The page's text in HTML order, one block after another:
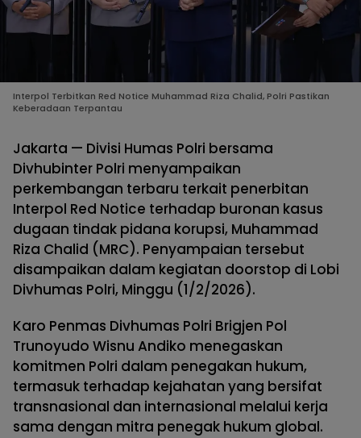
Interpol Terbitkan Red Notice Muhammad Riza Chalid, Polri Pastikan
Keberadaan Terpantau
Jakarta — Divisi Humas Polri bersama
Divhubinter Polri menyampaikan
perkembangan terbaru terkait penerbitan
Interpol Red Notice terhadap buronan kasus
dugaan tindak pidana korupsi, Muhammad
Riza Chalid (MRC). Penyampaian tersebut
disampaikan dalam kegiatan doorstop di Lobi
Divhumas Polri, Minggu (1/2/2026).
Karo Penmas Divhumas Polri Brigjen Pol
Trunoyudo Wisnu Andiko menegaskan
komitmen Polri dalam penegakan hukum,
termasuk terhadap kejahatan yang bersifat
transnasional dan internasional melalui kerja
sama dengan mitra penegak hukum global.